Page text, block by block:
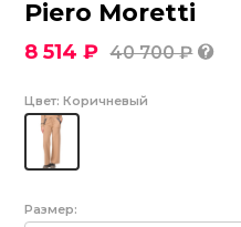
Piero Moretti
8 514 ₽ 40 700 ₽
Цвет: Коричневый
Размер: